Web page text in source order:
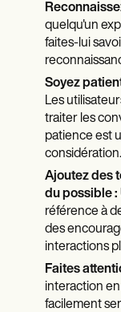
quelqu'un
faites-lui
Soyez
Les
traiter les
patience est
considération.
Ajoutez des
du possible :
référence à
des
interactions
Faites
interaction
facilement